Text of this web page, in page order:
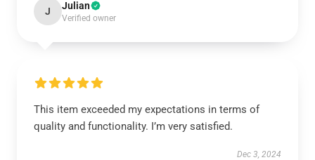
J Julian
Verified owner
This item exceeded my expectations in terms of
quality and functionality. I’m very satisfied.
Dec 3, 2024